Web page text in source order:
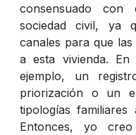
consensuado
sociedad civil, ya
canales para que
a esta vivienda.
ejemplo, un
priorización o un
tipologías
Entonces, yo